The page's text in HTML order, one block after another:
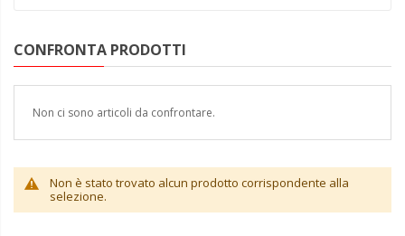
CONFRONTA PRODOTTI
Non ci sono articoli da confrontare.
Non è stato trovato alcun prodotto corrispondente alla
selezione.